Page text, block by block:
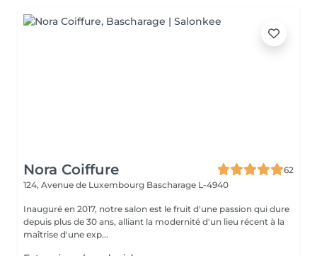
Nora Coiffure
62
124, Avenue de Luxembourg Bascharage L-4940
Inauguré en 2017, notre salon est le fruit d'une passion qui dure
depuis plus de 30 ans, alliant la modernité d'un lieu récent à la
maîtrise d'une exp...